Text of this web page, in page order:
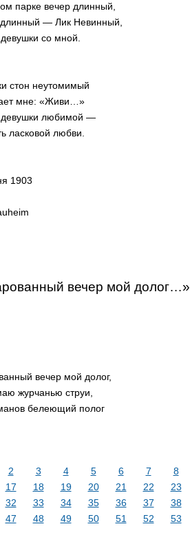
парке вечер длинный,
— Лик Невинный,
со мной.
стон неутомимый
мне: «Живи…»
любимой —
ласковой любви.
1903
вечер мой долог…»
вечер мой долог,
журчанью струи,
белеющий полог
2 3 4 5 6 7 8
17 18 19 20 21 22 23
32 33 34 35 36 37 38
47 48 49 50 51 52 53